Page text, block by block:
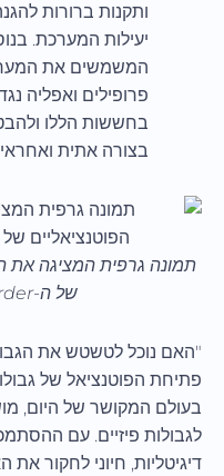
ותקנות ברורות
יעילות המערכת.
המשמשים את
פרופילים ואפליה
בחששות הללו
בצורה אתית
תמונה גרפית המציגה את
של ה-Blue Sonic Border
"האם נוכל לטשטש את הגבול
פתיחת הפוטנציאל של
בעולם המקושר של היום,
לגבולות פיזיים. עם
דיגיטליות, חיוני לחקור